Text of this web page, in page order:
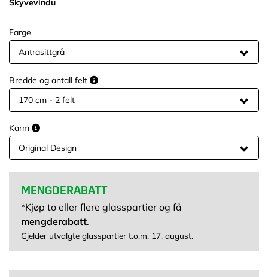
Skyvevindu
Farge
Bredde og antall felt
Karm
MENGDERABATT
*Kjøp to eller flere glasspartier og få
mengderabatt.
Gjelder utvalgte glasspartier t.o.m. 17. august.